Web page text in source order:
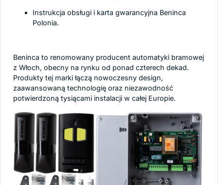
Instrukcja obsługi i karta gwarancyjna Beninca
Polonia.
Beninca to renomowany producent automatyki bramowej
z Włoch, obecny na rynku od ponad czterech dekad.
Produkty tej marki łączą nowoczesny design,
zaawansowaną technologię oraz niezawodność
potwierdzoną tysiącami instalacji w całej Europie.